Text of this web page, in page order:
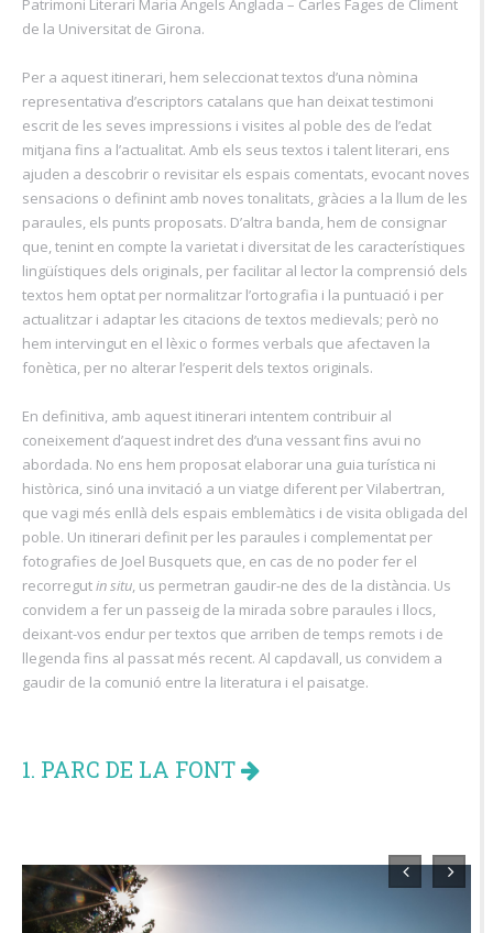
Patrimoni Literari Maria Àngels Anglada – Carles Fages de Climent
de la Universitat de Girona.
Per a aquest itinerari, hem seleccionat textos d’una nòmina
representativa d’escriptors catalans que han deixat testimoni
escrit de les seves impressions i visites al poble des de l’edat
mitjana fins a l’actualitat. Amb els seus textos i talent literari, ens
ajuden a descobrir o revisitar els espais comentats, evocant noves
sensacions o definint amb noves tonalitats, gràcies a la llum de les
paraules, els punts proposats. D’altra banda, hem de consignar
que, tenint en compte la varietat i diversitat de les característiques
lingüístiques dels originals, per facilitar al lector la comprensió dels
textos hem optat per normalitzar l’ortografia i la puntuació i per
actualitzar i adaptar les citacions de textos medievals; però no
hem intervingut en el lèxic o formes verbals que afectaven la
fonètica, per no alterar l’esperit dels textos originals.
En definitiva, amb aquest itinerari intentem contribuir al
coneixement d’aquest indret des d’una vessant fins avui no
abordada. No ens hem proposat elaborar una guia turística ni
històrica, sinó una invitació a un viatge diferent per Vilabertran,
que vagi més enllà dels espais emblemàtics i de visita obligada del
poble. Un itinerari definit per les paraules i complementat per
fotografies de Joel Busquets que, en cas de no poder fer el
recorregutin situ, us permetran gaudir-ne des de la distància. Us
convidem a fer un passeig de la mirada sobre paraules i llocs,
deixant-vos endur per textos que arriben de temps remots i de
llegenda fins al passat més recent. Al capdavall, us convidem a
gaudir de la comunió entre la literatura i el paisatge.
1. PARC DE LA FONT